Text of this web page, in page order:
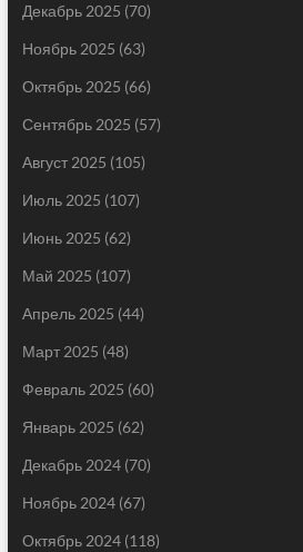
Декабрь 2025 (70)
Ноябрь 2025 (63)
Октябрь 2025 (66)
Сентябрь 2025 (57)
Август 2025 (105)
Июль 2025 (107)
Июнь 2025 (62)
Май 2025 (107)
Апрель 2025 (44)
Март 2025 (48)
Февраль 2025 (60)
Январь 2025 (62)
Декабрь 2024(70)
Ноябрь 2024(67)
Октябрь 2024(118)